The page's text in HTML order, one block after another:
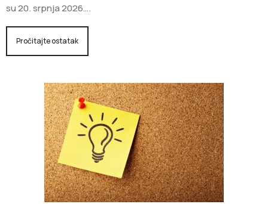
su 20. srpnja 2026….
Pročitajte ostatak